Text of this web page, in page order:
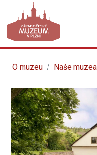
O muzeu Naše muzea